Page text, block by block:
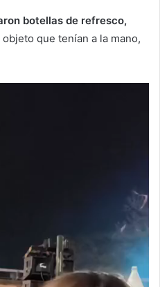
botellas de refresco,
que tenían a la mano,